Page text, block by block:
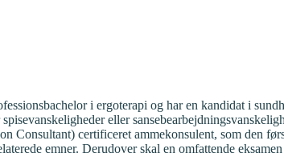
i ergoterapi og har en kandidat i
eller
Consultant) certificeret ammekonsulent, som den
emner. Derudover skal en omfattende eksamen